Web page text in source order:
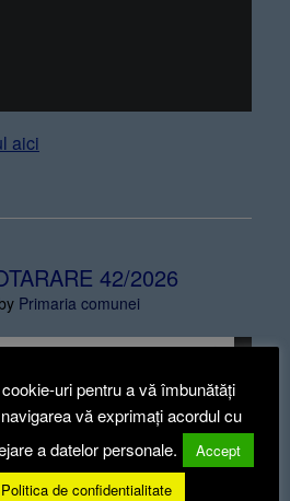
aici
42/2026
Primaria comunei
uri pentru a vă îmbunătăți
vă exprimați acordul cu
a datelor personale.
Accept
Politica de confidentialitate